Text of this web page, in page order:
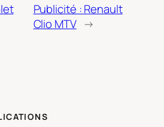
Publicité : Renault
Clio MTV →